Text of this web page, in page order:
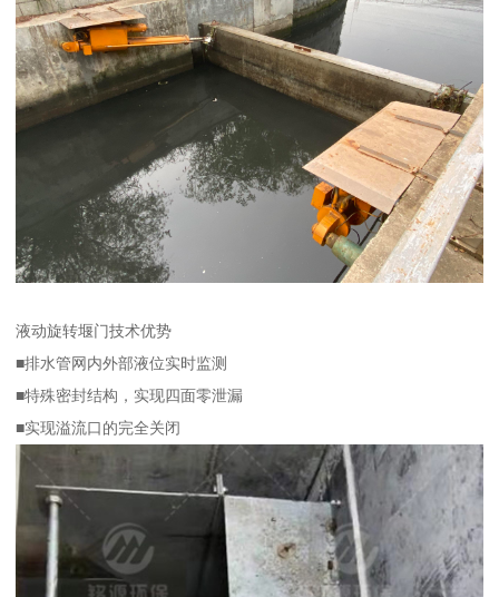
液动旋转堰门技术优势
■排水管网内外部液位实时监测
■特殊密封结构，实现四面零泄漏
■实现溢流口的完全关闭